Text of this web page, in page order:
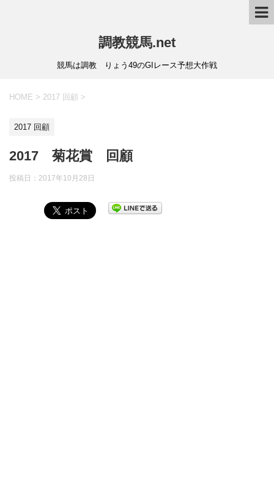
調教競馬.net
競馬は調教 りょう49のGIレース予想大作戦
HOME > 2017 回顧 >
2017 回顧
2017 菊花賞 回顧
投稿日： 2017年10月28日